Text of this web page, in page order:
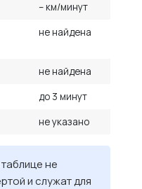
– км/минут
не найдена
не найдена
до 3 минут
не указано
не
и служат для